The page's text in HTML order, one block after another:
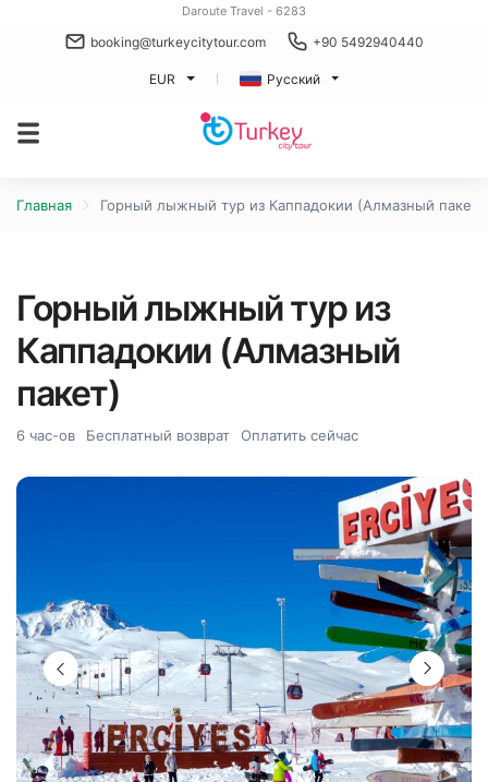
Daroute Travel - 6283
booking@turkeycitytour.com +90 5492940440
EUR Русский
Главная Горный лыжный тур из Каппадокии (Алмазный пакет)
Горный лыжный тур из
Каппадокии (Алмазный
пакет)
6 час-ов Бесплатный возврат Оплатить сейчас